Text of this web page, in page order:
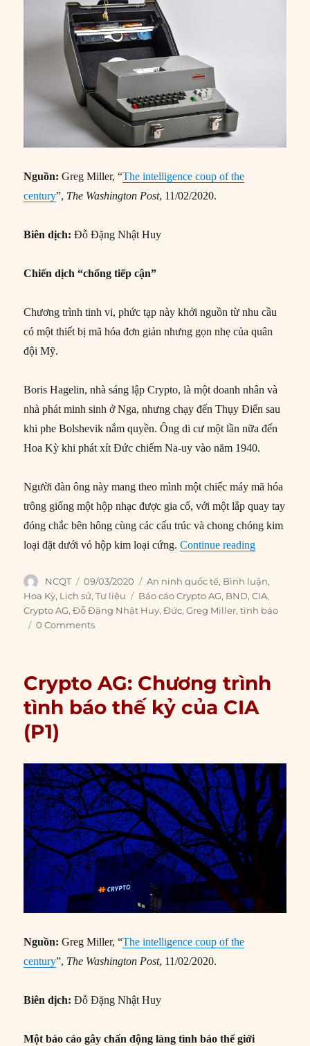
Nguồn: Greg Miller, “The intelligence coup of the
century”, The Washington Post, 11/02/2020.
Biên dịch: Đỗ Đặng Nhật Huy
Chiến dịch “chống tiếp cận”
Chương trình tinh vi, phức tạp này khởi nguồn từ nhu cầu
có một thiết bị mã hóa đơn giản nhưng gọn nhẹ của quân
đội Mỹ.
Boris Hagelin, nhà sáng lập Crypto, là một doanh nhân và
nhà phát minh sinh ở Nga, nhưng chạy đến Thụy Điển sau
khi phe Bolshevik nắm quyền. Ông di cư một lần nữa đến
Hoa Kỳ khi phát xít Đức chiếm Na-uy vào năm 1940.
Người đàn ông này mang theo mình một chiếc máy mã hóa
trông giống một hộp nhạc được gia cố, với một lắp quay tay
đóng chắc bên hông cùng các cấu trúc và chong chóng kim
loại đặt dưới vỏ hộp kim loại cứng.Continue reading“Crypto
Author
NCQT
Posted
on
09/03/2020 Categories
An ninh quốc tế, Bình luận,
Hoa Kỳ, Lịch sử,Tư liệu Tags
Báo cáo Crypto AG, BND,CIA,
Crypto AG,Đỗ Đặng Nhật Huy,Đức,Greg Miller,tình báo
0 Comments
Crypto AG: Chương trình
tình báo thế kỷ của CIA
(P1)
Nguồn: Greg Miller, “The intelligence coup of the
century”, The Washington Post, 11/02/2020.
Biên dịch: Đỗ Đặng Nhật Huy
Một báo cáo gây chấn động làng tình báo thế giới